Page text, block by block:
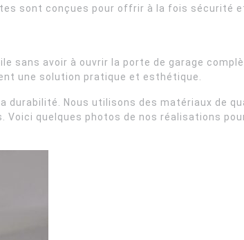
sont conçues pour offrir à la fois sécurité
sans avoir à ouvrir la porte de garage
une solution pratique et esthétique.
durabilité. Nous utilisons des matériaux de
quelques photos de nos réalisations